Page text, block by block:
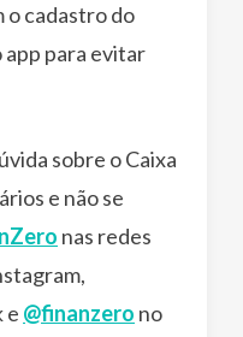
o cadastro do
app para evitar
sobre o Caixa
e não se
nas redes
e @finanzero no